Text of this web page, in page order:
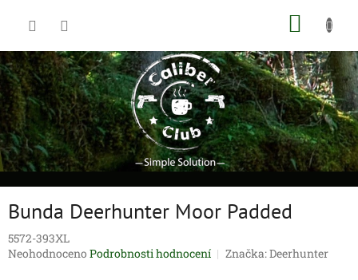
Bunda Deerhunter Moor Padded
5572-393XL
Průměrné
Neohodnoceno Podrobnosti hodnocení Značka:Deerhunter